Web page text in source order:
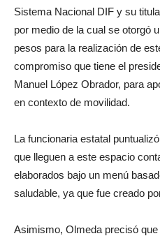
Sistema Nacional DIF y su
por medio de la cual se otorgó
pesos para la realización de
compromiso que tiene el
Manuel López Obrador, para
en contexto de movilidad.
La funcionaria estatal
que lleguen a este espacio
elaborados bajo un menú
saludable, ya que fue creado
Asimismo, Olmeda precisó